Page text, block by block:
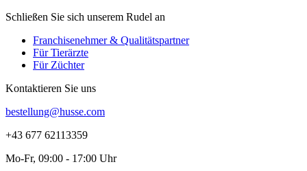
Schließen Sie sich unserem Rudel an
Franchisenehmer & Qualitätspartner
Für Tierärzte
Für Züchter
Kontaktieren Sie uns
bestellung@husse.com
+43 677 62113359
Mo-Fr, 09:00 - 17:00 Uhr